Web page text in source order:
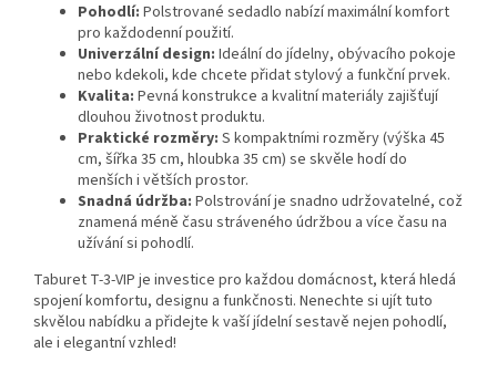
Pohodlí: Polstrované sedadlo nabízí maximální komfort
pro každodenní použití.
Univerzální design: Ideální do jídelny, obývacího pokoje
nebo kdekoli, kde chcete přidat stylový a funkční prvek.
Kvalita: Pevná konstrukce a kvalitní materiály zajišťují
dlouhou životnost produktu.
Praktické rozměry: S kompaktními rozměry (výška 45
cm, šířka 35 cm, hloubka 35 cm) se skvěle hodí do
menších i větších prostor.
Snadná údržba: Polstrování je snadno udržovatelné, což
znamená méně času stráveného údržbou a více času na
užívání si pohodlí.
Taburet T-3-VIP je investice pro každou domácnost, která hledá
spojení komfortu, designu a funkčnosti. Nenechte si ujít tuto
skvělou nabídku a přidejte k vaší jídelní sestavě nejen pohodlí,
ale i elegantní vzhled!